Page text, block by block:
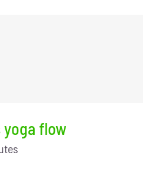
flow